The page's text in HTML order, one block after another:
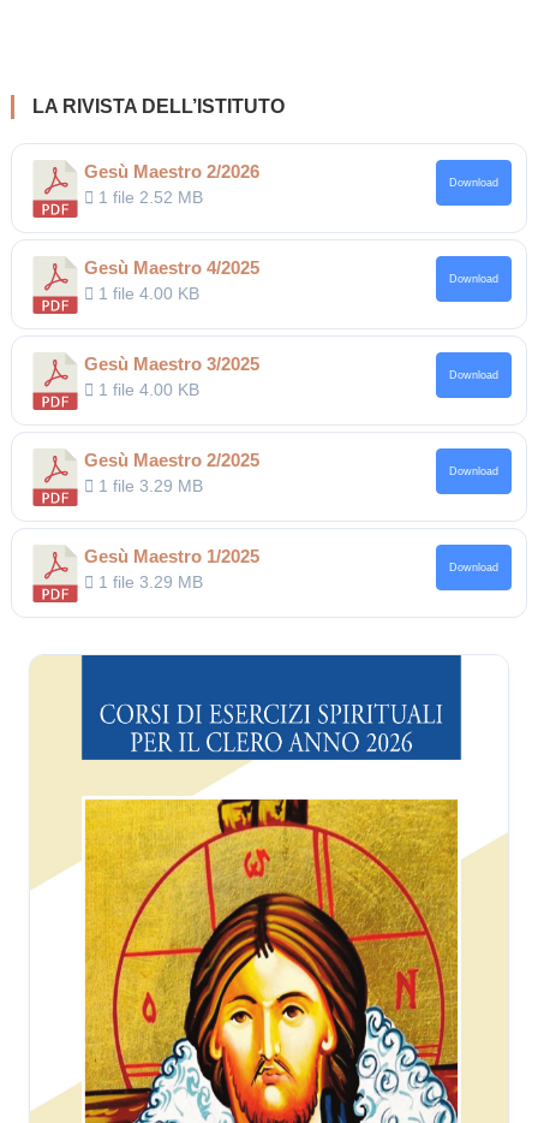
LA RIVISTA DELL’ISTITUTO
Gesù Maestro 2/2026
1 file 2.52 MB
Download
Gesù Maestro 4/2025
1 file4.00 KB
Download
Gesù Maestro 3/2025
1 file4.00 KB
Download
Gesù Maestro 2/2025
1 file3.29 MB
Download
Gesù Maestro 1/2025
1 file3.29 MB
Download